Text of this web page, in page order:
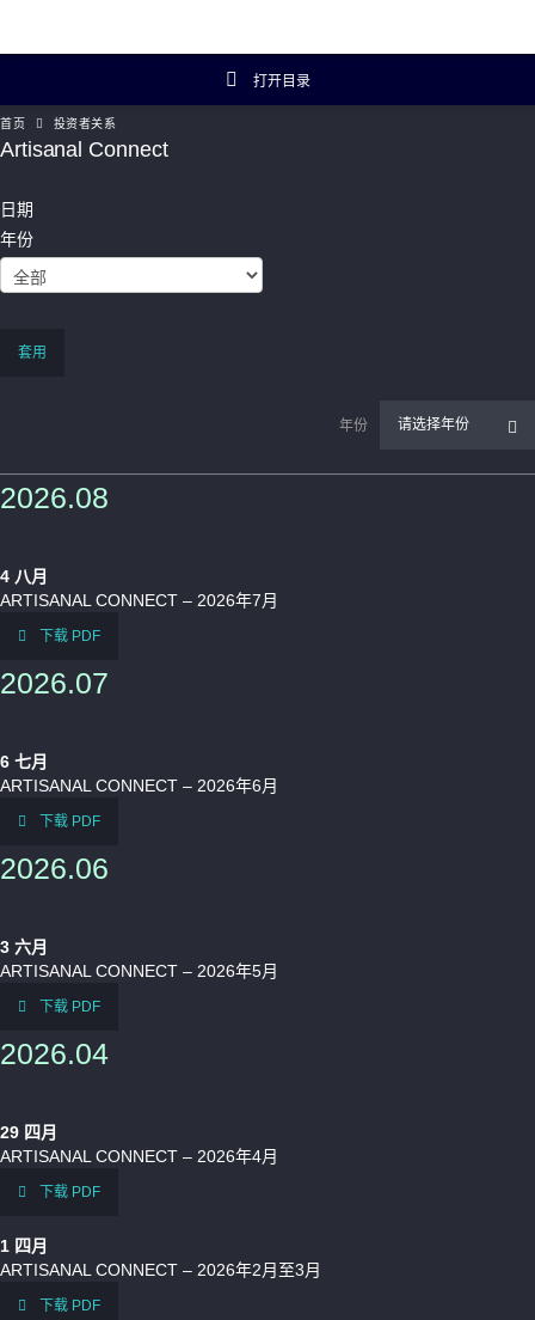
打开目录
投资者关系主页
财务数据
补发已报失股票的公告
首页 投资者关系
Artisanal Connect
日期
年份
套用
年份 请选择年份
2026.08
4 八月
ARTISANAL CONNECT – 2026年7月
下载 PDF
2026.07
6 七月
ARTISANAL CONNECT – 2026年6月
下载 PDF
2026.06
3 六月
ARTISANAL CONNECT – 2026年5月
下载 PDF
2026.04
29 四月
ARTISANAL CONNECT – 2026年4月
下载 PDF
1 四月
ARTISANAL CONNECT – 2026年2月至3月
下载 PDF